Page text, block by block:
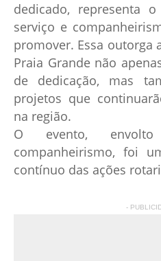
dedicado, representa
serviço e
promover. Essa outorga
Praia Grande não
de dedicação, mas
projetos que
na região.
O evento,
companheirismo, foi
contínuo das ações
-